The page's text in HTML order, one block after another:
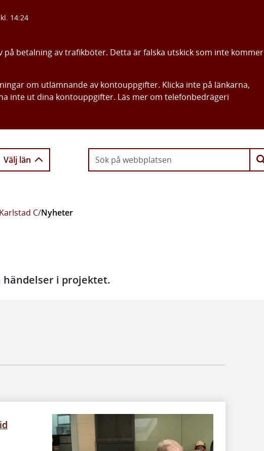
14:24
på betalning av trafikböter. Detta är falska utskick som inte kommer
om utlämnande av kontouppgifter. Klicka inte på länkarna,
inte ut dina kontouppgifter. Läs mer om telefonbedrägeri
Välj län
C/Nyheter
händelser i projektet.